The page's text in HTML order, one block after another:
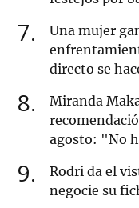
7
Una mujer
directo se
8
Miranda
agosto: "No
9
Rodri da el
negocie su